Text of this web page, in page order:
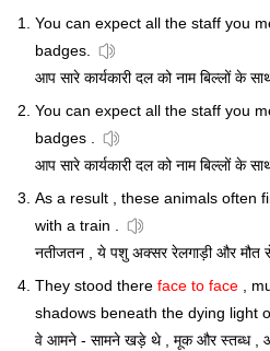
You can expect all the staff you
badges.
आप सारे कार्यकारी दल को नाम बिल्लों के
You can expect all the staff you
badges .
आप सारे कार्यकारी दल को नाम बिल्लों के
As a result , these animals often
with a train .
नतीजतन , ये पशु अक्सर रेलगाड़ी और मौत
They stood there face to face ,
shadows beneath the dying light
वे आमने - सामने खड़े थे , मूक और स्तब्ध ,